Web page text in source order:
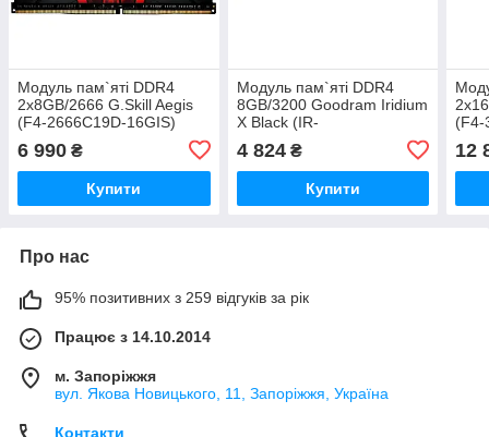
Модуль пам`ятi DDR4
2x8GB/2666 G.Skill Aegis
(F4-2666C19D-16GIS)
6 990 ₴
Купити
Модуль пам`ятi DDR4
8GB/3200 Goodram Iridium
X Black (IR-
4 824₴
Купити
(F4-
12
Про нас
95% позитивних з 259 відгуків за рік
Працює з 14.10.2014
м. Запоріжжя
вул. Якова Новицького, 11, Запоріжжя, Україна
Контакти